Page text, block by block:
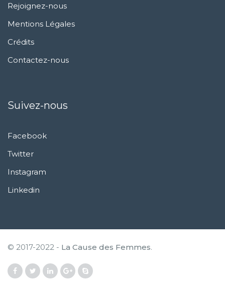
Rejoignez-nous
Mentions Légales
Crédits
Contactez-nous
Suivez-nous
Facebook
Twitter
Instagram
Linkedin
© 2017-2022 - La Cause des Femmes.